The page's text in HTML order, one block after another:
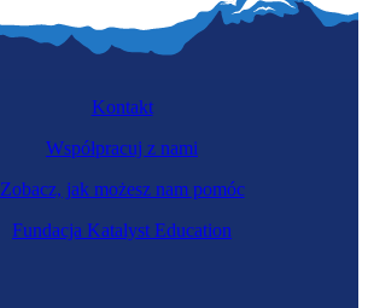
Kontakt
Współpracuj z nami
Zobacz, jak możesz nam pomóc
Fundacja Katalyst Education